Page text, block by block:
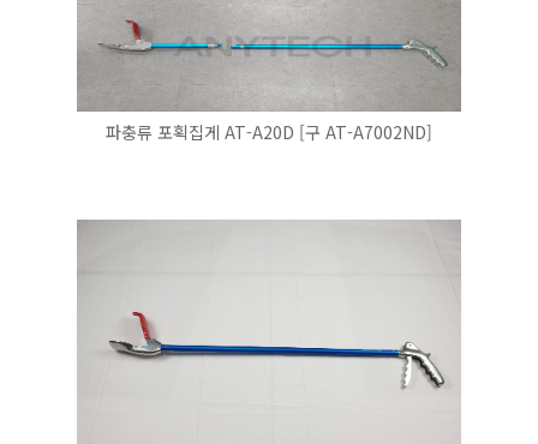
파충류 포획집게 AT-A20D [구 AT-A7002ND]